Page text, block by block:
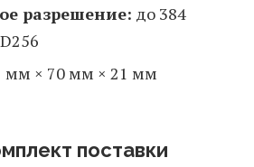
разрешение: до 384
мм × 70 мм × 21 мм
поставки